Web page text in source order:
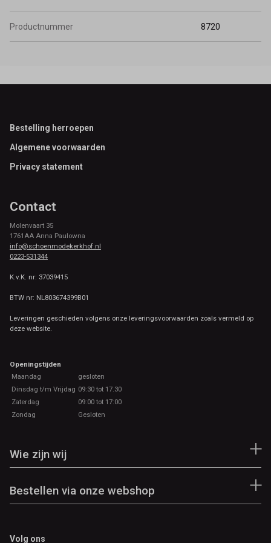
Productnummer 8720
Footer
Bestelling herroepen
Algemene voorwaarden
Privacy statement
Contact
Molenvaart 35
1761AA Anna Paulowna
info@schoenmodekerkhof.nl
0223-531344
K.v.K. nr: 37039415
BTW nr: NL803674399B01
Leveringen geschieden volgens onze leveringsvoorwaarden zoals vermeld op
deze website.
Openingstijden
Maandag
gesloten
Dinsdag t/m Vrijdag 09:30 tot 17.30
Zaterdag
09:00 tot 17:00
Zondag
Gesloten
Wie zijn wij
Bestellen via onze webshop
Volg ons